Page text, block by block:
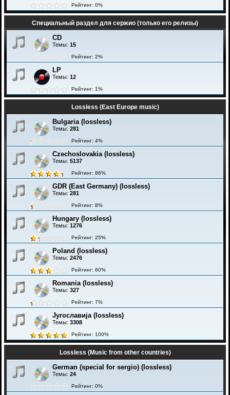
Рейтинг: 0%
Специальный раздел для сержио (только его релизы)
CD
Темы: 15
Рейтинг: 2%
LP
Темы: 12
Рейтинг: 1%
Lossless (East Europe music)
Bulgaria (lossless)
Темы: 281
Рейтинг: 4%
Czechoslovakia (lossless)
Темы: 5137
Рейтинг: 86%
GDR (East Germany) (lossless)
Темы: 281
Рейтинг: 8%
Hungary (lossless)
Темы: 1276
Рейтинг: 25%
Poland (lossless)
Темы: 2476
Рейтинг: 60%
Romania (lossless)
Темы: 327
Рейтинг: 7%
Југославија (lossless)
Темы: 3308
Рейтинг: 100%
Lossless (Music from other countries)
German (special for sergio) (lossless)
Темы: 24
Рейтинг: 0%